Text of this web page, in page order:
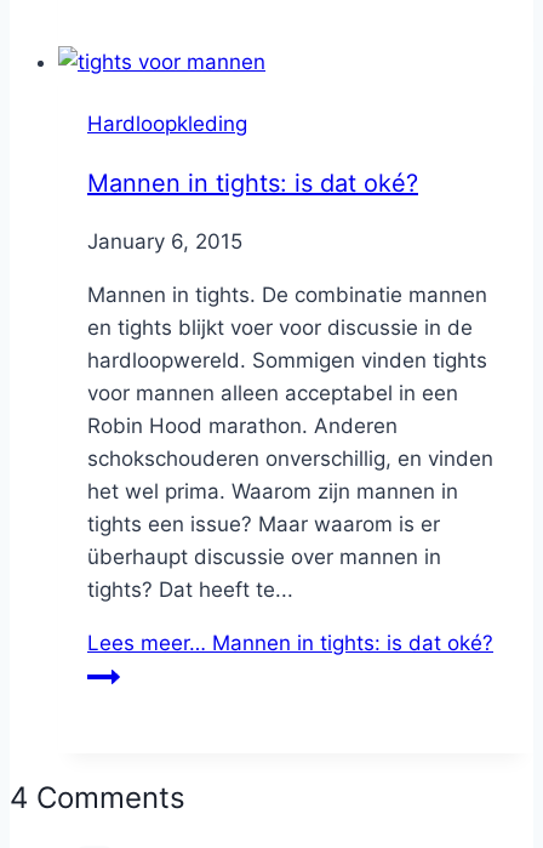
Hardloopkleding
Mannen in tights: is dat oké?
ByNicole
January 6, 2015
Mannen in tights. De combinatie mannen
en tights blijkt voer voor discussie in de
hardloopwereld. Sommigen vinden tights
voor mannen alleen acceptabel in een
Robin Hood marathon. Anderen
schokschouderen onverschillig, en vinden
het wel prima. Waarom zijn mannen in
tights een issue? Maar waarom is er
überhaupt discussie over mannen in
tights? Dat heeft te...
Lees meer… Mannen in tights: is dat oké?
4 Comments